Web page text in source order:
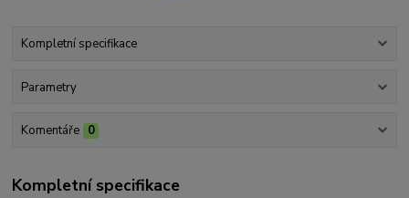
Kompletní specifikace
Parametry
Komentáře 0
Kompletní specifikace